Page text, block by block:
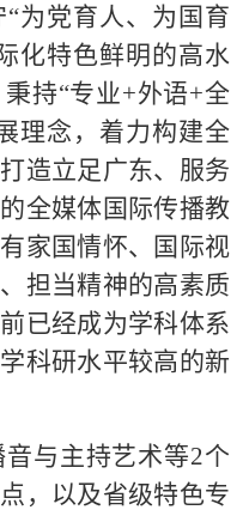
为党育人、为国育
化特色鲜明的高水
持“专业+外语+全
理念，着力构建全
造立足广东、服务
全媒体国际传播教
家国情怀、国际视
担当精神的高素质
已经成为学科体系
科研水平较高的新
与主持艺术等2个
，以及省级特色专